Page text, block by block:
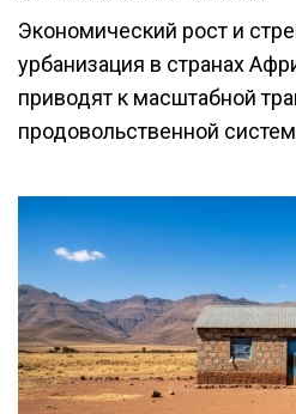
Экономический рост и
урбанизация в странах
приводят к масштабной
продовольственной